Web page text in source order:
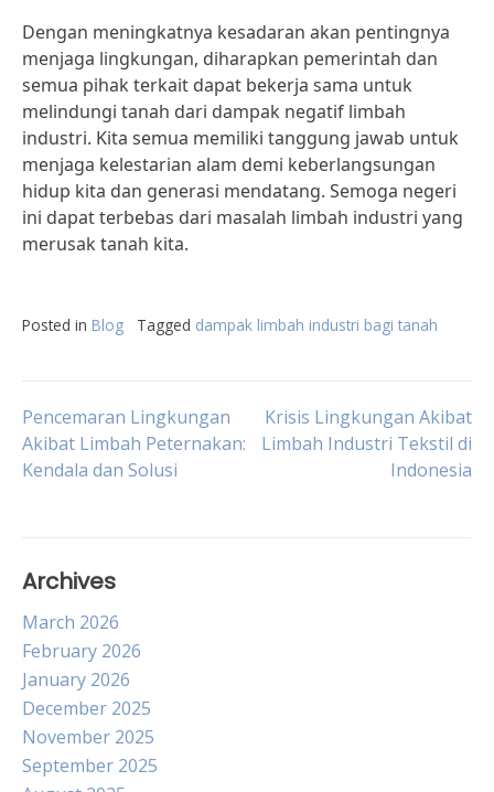
Dengan meningkatnya kesadaran akan pentingnya
menjaga lingkungan, diharapkan pemerintah dan
semua pihak terkait dapat bekerja sama untuk
melindungi tanah dari dampak negatif limbah
industri. Kita semua memiliki tanggung jawab untuk
menjaga kelestarian alam demi keberlangsungan
hidup kita dan generasi mendatang. Semoga negeri
ini dapat terbebas dari masalah limbah industri yang
merusak tanah kita.
Posted in Blog Tagged dampak limbah industri bagi tanah
Post
navigation
Pencemaran Lingkungan
Akibat Limbah Peternakan:
Kendala dan Solusi
Krisis Lingkungan Akibat
Limbah Industri Tekstil di
Indonesia
Archives
March 2026
February 2026
January 2026
December 2025
November 2025
September 2025